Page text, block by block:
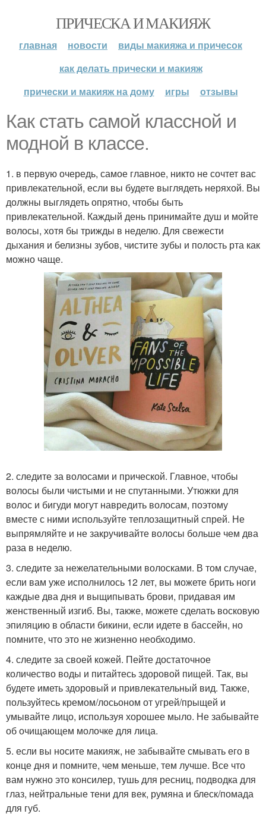
ПРИЧЕСКА И МАКИЯЖ
главная новости
виды макияжа и причесок
как делать прически и макияж
прически и макияж на дому
игры отзывы
Как стать самой классной и
модной в классе.
1. в первую очередь, самое главное, никто не сочтет вас
привлекательной, если вы будете выглядеть неряхой. Вы
должны выглядеть опрятно, чтобы быть
привлекательной. Каждый день принимайте душ и мойте
волосы, хотя бы трижды в неделю. Для свежести
дыхания и белизны зубов, чистите зубы и полость рта как
можно чаще.
2. следите за волосами и прической. Главное, чтобы
волосы были чистыми и не спутанными. Утюжки для
волос и бигуди могут навредить волосам, поэтому
вместе с ними используйте теплозащитный спрей. Не
выпрямляйте и не закручивайте волосы больше чем два
раза в неделю.
3. следите за нежелательными волосками. В том случае,
если вам уже исполнилось 12 лет, вы можете брить ноги
каждые два дня и выщипывать брови, придавая им
женственный изгиб. Вы, также, можете сделать восковую
эпиляцию в области бикини, если идете в бассейн, но
помните, что это не жизненно необходимо.
4. следите за своей кожей. Пейте достаточное
количество воды и питайтесь здоровой пищей. Так, вы
будете иметь здоровый и привлекательный вид. Также,
пользуйтесь кремом/лосьоном от угрей/прыщей и
умывайте лицо, используя хорошее мыло. Не забывайте
об очищающем молочке для лица.
5. если вы носите макияж, не забывайте смывать его в
конце дня и помните, чем меньше, тем лучше. Все что
вам нужно это консилер, тушь для ресниц, подводка для
глаз, нейтральные тени для век, румяна и блеск/помада
для губ.